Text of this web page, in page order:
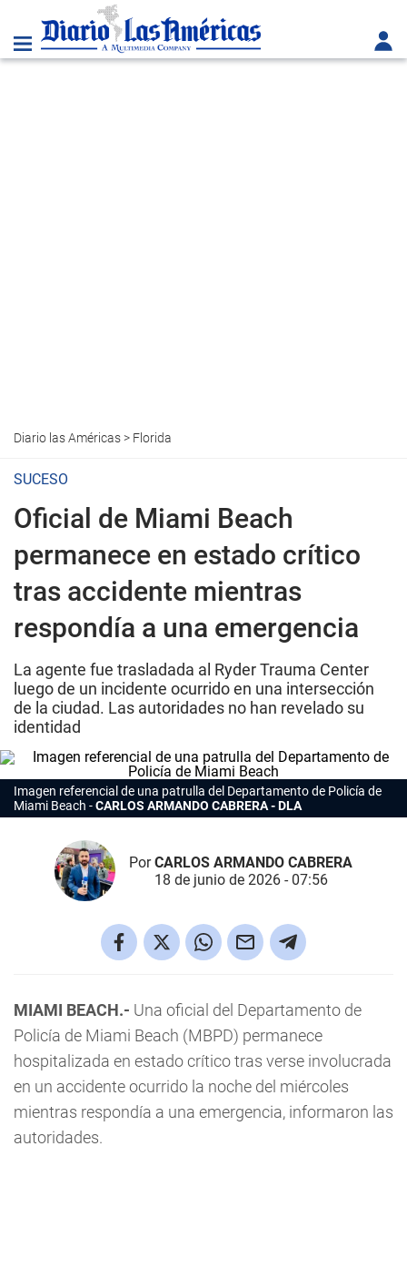
Diario las Américas> Florida
SUCESO
Oficial de Miami Beach
permanece en estado crítico
tras accidente mientras
respondía a una emergencia
La agente fue trasladada al Ryder Trauma Center
luego de un incidente ocurrido en una intersección
de la ciudad. Las autoridades no han revelado su
identidad
Imagen referencial de una patrulla del Departamento de Policía de
Miami Beach
CARLOS ARMANDO CABRERA - DLA
PorCARLOS ARMANDO CABRERA
18 de junio de 2026 - 07:56
MIAMI BEACH.- Una oficial del Departamento de
Policía de Miami Beach (MBPD) permanece
hospitalizada en estado crítico tras verse involucrada
en un accidente ocurrido la noche del miércoles
mientras respondía a una emergencia, informaron las
autoridades.